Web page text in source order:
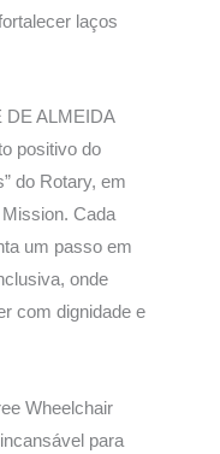
laços
DE ALMEIDA
positivo do
do Rotary, em
Cada
um passo em
onde
com dignidade e
Wheelchair
para